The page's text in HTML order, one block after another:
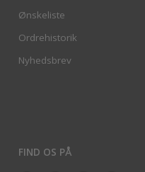
Ønskeliste
Ordrehistorik
Nyhedsbrev
FIND OS PÅ